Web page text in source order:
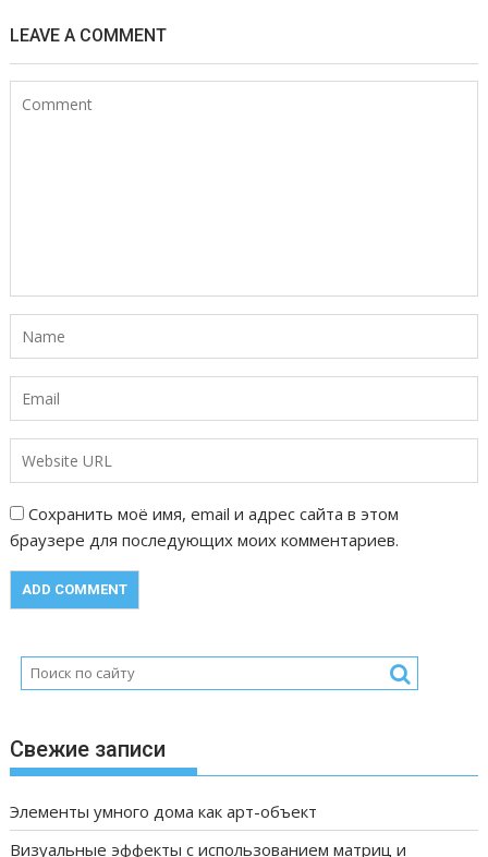
а
ц
и
и
с
я
м
LEAVE A COMMENT
Сохранить моё имя, email и адрес сайта в этом
браузере для последующих моих комментариев.
Свежие записи
Элементы умного дома как арт-объект
Визуальные эффекты с использованием матриц и